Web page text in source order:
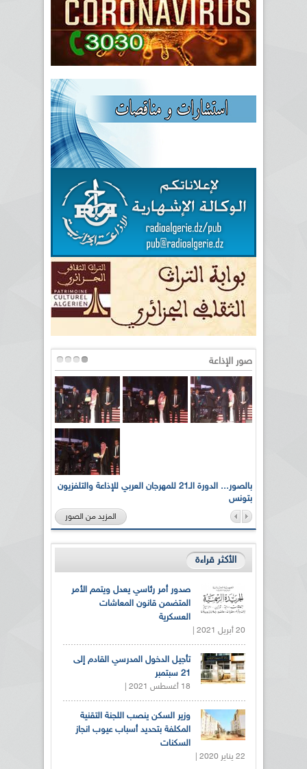
صور الإذاعة
بالصور... الدورة الـ21 للمهرجان العربي للإذاعة والتلفزيون
بتونس
المزيد من الصور
الأكثر قراءة
صدور أمر رئاسي يعدل ويتمم الأمر
المتضمن قانون المعاشات
العسكرية
20 أبريل 2021 |
تأجيل الدخول المدرسي القادم إلى
21 سبتمبر
18 أغسطس 2021 |
وزير السكن ينصب اللجنة التقنية
المكلفة بتحديد أسباب عيوب انجاز
السكنات
22 يناير 2020 |